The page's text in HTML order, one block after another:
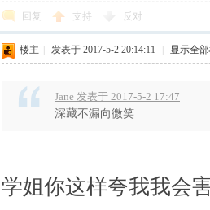
回复 支持 反对
楼主 发表于 2017-5-2 20:14:11 显示全
Jane 发表于 2017-5-2 17:47
深藏不漏向微笑
学姐你这样夸我我会